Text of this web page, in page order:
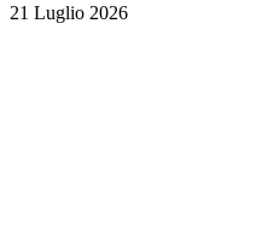
21 Luglio 2026